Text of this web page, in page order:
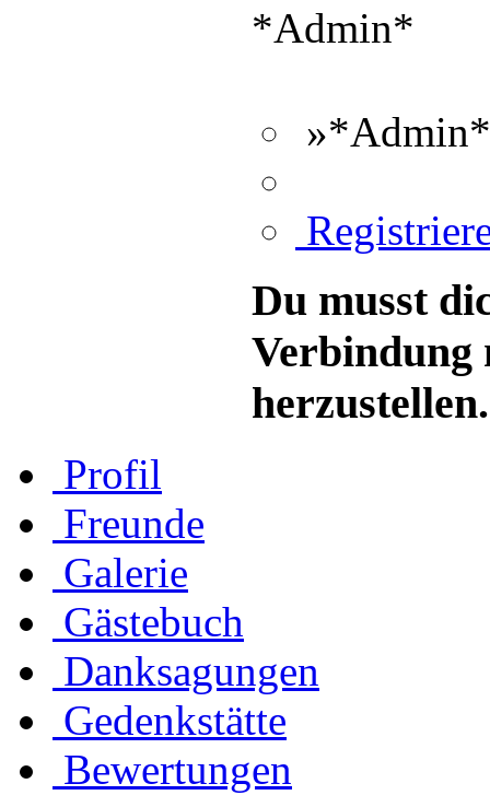
*Admin*
Du musst
Verbindung
herzustellen.
Profil
Freunde
Galerie
Gästebuch
Danksagungen
Gedenkstätte
Bewertungen